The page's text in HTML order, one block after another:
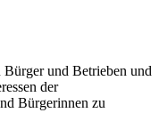
und Betrieben und
der
Bürgerinnen zu